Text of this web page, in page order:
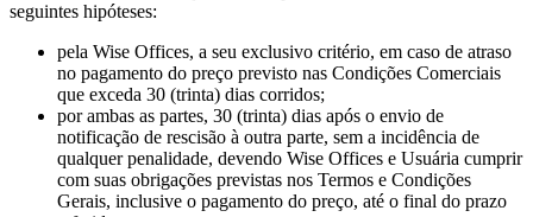
seguintes hipóteses:
pela Wise Offices, a seu exclusivo critério, em caso de atraso
no pagamento do preço previsto nas Condições Comerciais
que exceda 30 (trinta) dias corridos;
por ambas as partes, 30 (trinta) dias após o envio de
notificação de rescisão à outra parte, sem a incidência de
qualquer penalidade, devendo Wise Offices e Usuária cumprir
com suas obrigações previstas nos Termos e Condições
Gerais, inclusive o pagamento do preço, até o final do prazo